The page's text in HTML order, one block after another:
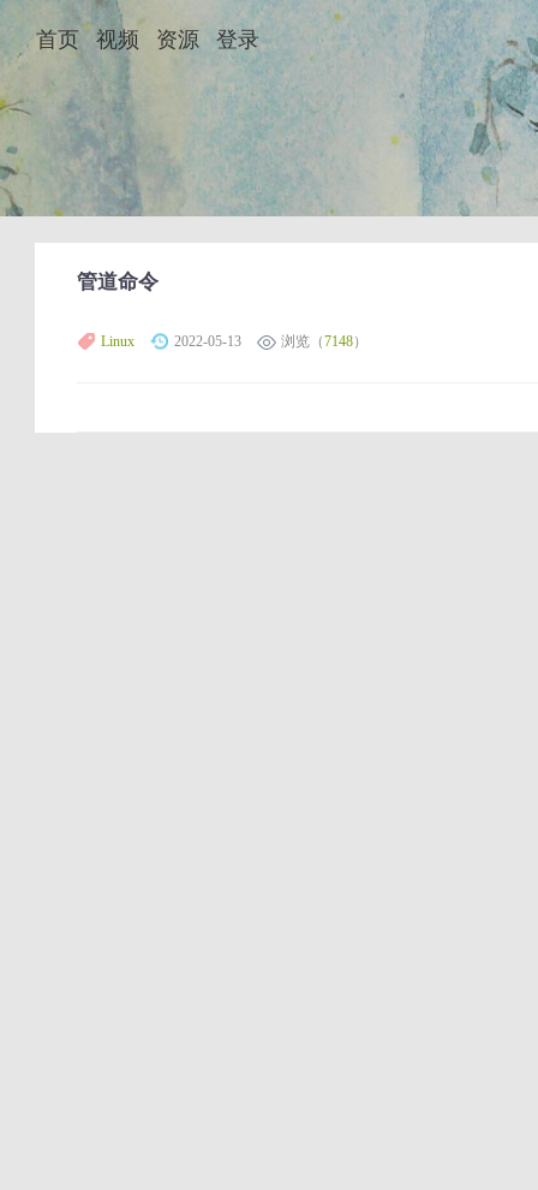
首页 视频 资源 登录
管道命令
Linux 2022-05-13 浏览（7148）